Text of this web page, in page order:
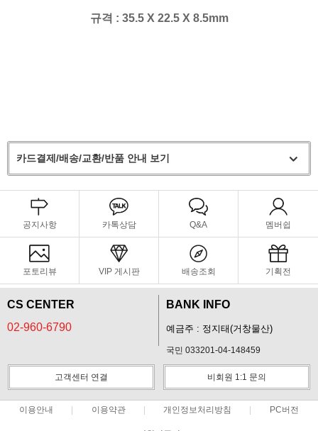
규격 : 35.5 X 22.5 X 8.5mm
카드결제/배송/교환/반품 안내 보기
공지사항 카톡상담 Q&A 멤버쉽
포토리뷰 VIP 게시판 배송조회 기획전
CS CENTER
02-960-6790
BANK INFO
예금주 : 정지태(거창물산)
국민 033201-04-148459
고객센터 연결 비회원 1:1 문의
이용안내 이용약관 개인정보처리방침 PC버전